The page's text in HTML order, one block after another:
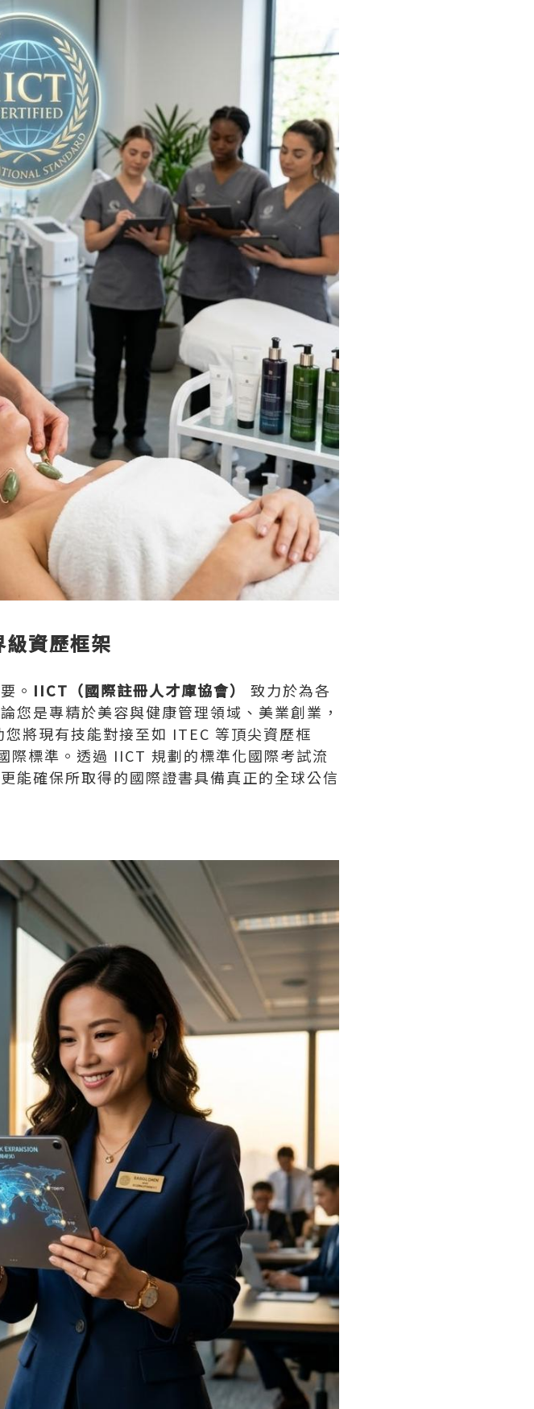
資歷框架
。 IICT（國際註冊人才庫協會）
致力於為各
您是專精於美容與健康管理領域、美業創業，
將現有技能對接至如 ITEC 等頂尖資歷框
標準。透過 IICT 規劃的標準化國際考試流
能確保所取得的國際證書具備真正的全球公信